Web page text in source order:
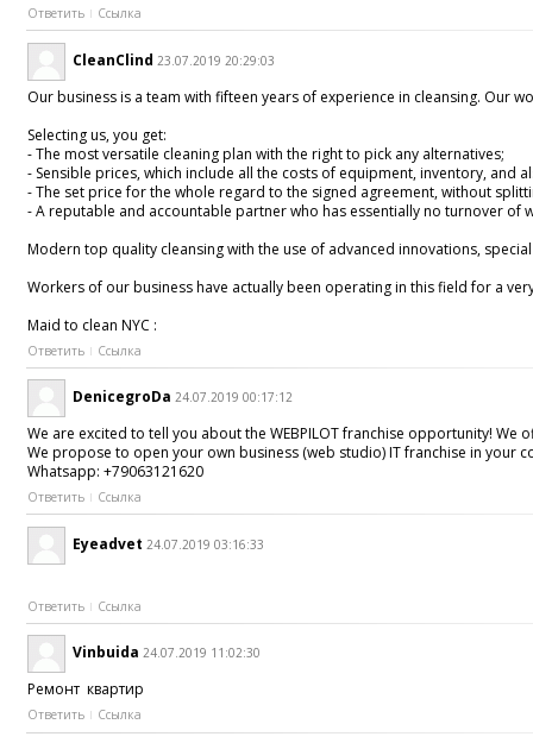
Ответить Ссылка
CleanClind 23.07.2019 20:29:03
Our business is a team with fifteen years of experience in cleansing. Our
Selecting us, you get:
- The most versatile cleaning plan with the right to pick any alternatives;
- Sensible prices, which include all the costs of equipment, inventory, and
- The set price for the whole regard to the signed agreement, without
- A reputable and accountable partner who has essentially no turnover
Modern top quality cleansing with the use of advanced innovations,
Workers of our business have actually been operating in this field for a
Maid to clean NYC :
Ответить Ссылка
DenicegroDa 24.07.2019 00:17:12
We are excited to tell you about the WEBPILOT franchise opportunity!
We propose to open your own business (web studio) IT franchise in your
Whatsapp: +79063121620
Ответить Ссылка
Eyeadvet 24.07.2019 03:16:33
Ответить Ссылка
Vinbuida 24.07.2019 11:02:30
Ремонт квартир
Ответить Ссылка